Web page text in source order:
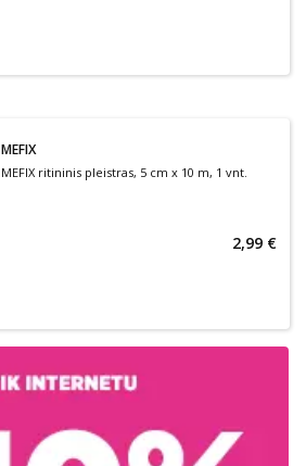
MEFIX
MEFIX ritininis pleistras, 5 cm x 10 m, 1 vnt.
2,99 €